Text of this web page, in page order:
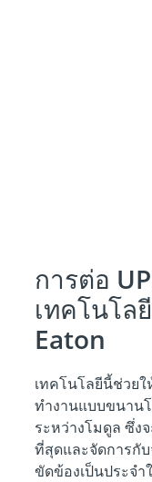
การต่อ
เทคโนโล
Eaton
เทคโนโลยีนี้ช่วย
ทำงานแบบขนาน
ระหว่างโมดูล ซึ่ง
ที่สุดและจัดการกั
ขัดข้องเป็นประจ